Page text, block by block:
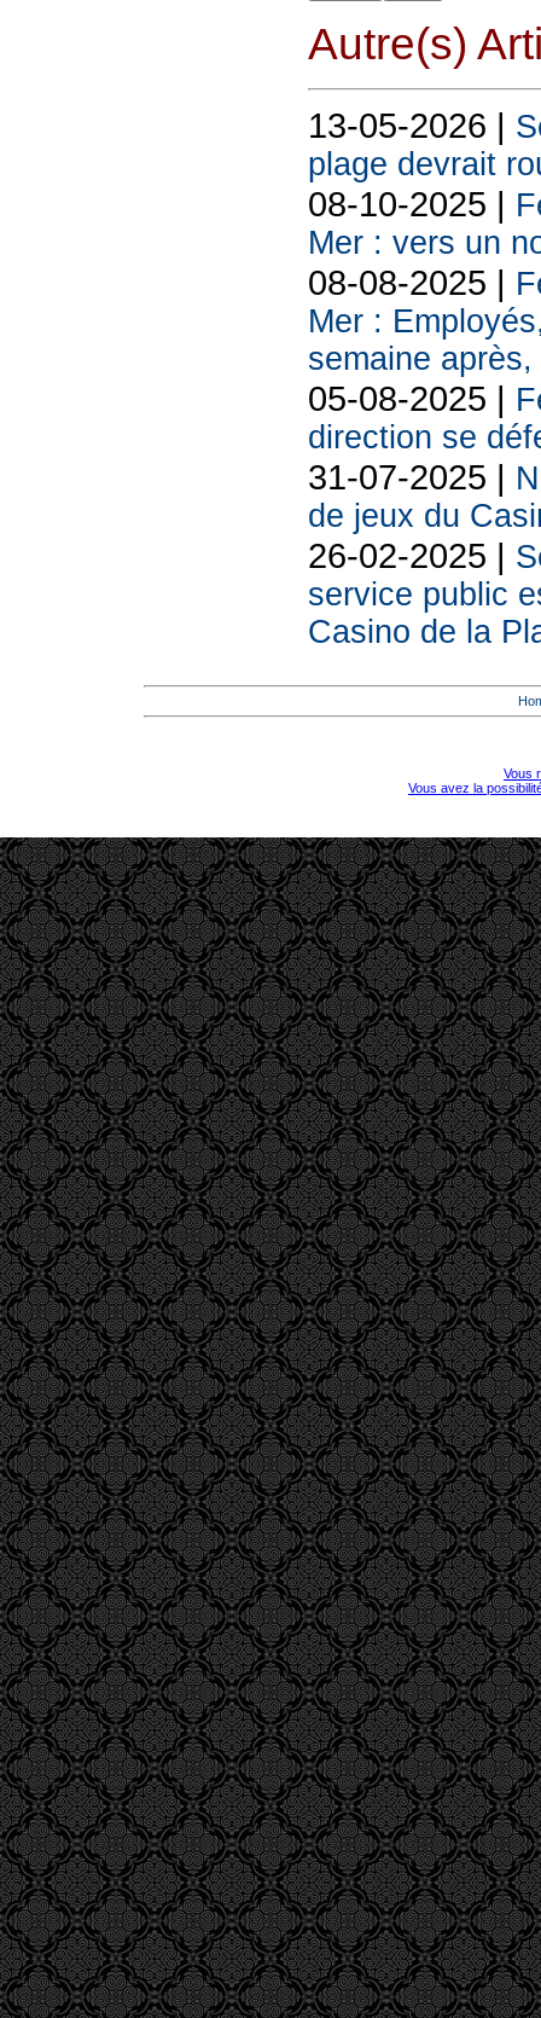
Autre(s)
13-05-2026 |
plage devrait
08-10-2025 |
Mer : vers un
08-08-2025 |
Mer :
semaine
05-08-2025 |
direction se
31-07-2025 |
de jeux du
26-02-2025 |
service public
Casino de la
Vous
Vous avez la